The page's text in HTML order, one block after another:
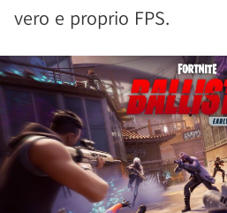
vero e proprio FPS.